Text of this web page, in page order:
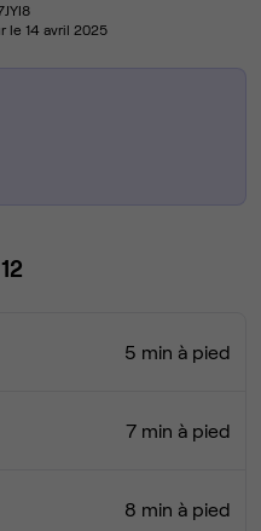
le 14 avril 2025
5 min à pied
7 min à pied
8 min à pied